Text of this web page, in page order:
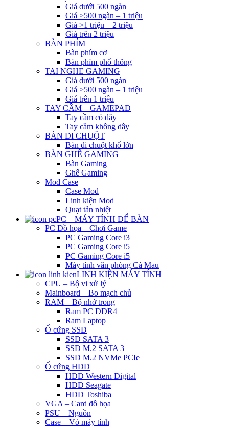
Giá dưới 500 ngàn
Giá >500 ngàn – 1 triệu
Giá >1 triệu – 2 triệu
Giá trên 2 triệu
BÀN PHÍM
Bàn phím cơ
Bàn phím phổ thông
TAI NGHE GAMING
Giá dưới 500 ngàn
Giá >500 ngàn – 1 triệu
Giá trên 1 triệu
TAY CẦM – GAMEPAD
Tay cầm có dây
Tay cầm không dây
BÀN DI CHUỘT
Bàn di chuột khổ lớn
BÀN GHẾ GAMING
Bàn Gaming
Ghế Gaming
Mod Case
Case Mod
Linh kiện Mod
Quạt tản nhiệt
PC – MÁY TÍNH ĐỂ BÀN
PC Đồ họa – Chơi Game
PC Gaming Core i3
PC Gaming Core i5
PC Gaming Core i5
Máy tính văn phòng Cà Mau
LINH KIỆN MÁY TÍNH
CPU – Bộ vi xử lý
Mainboard – Bo mạch chủ
RAM – Bộ nhớ trong
Ram PC DDR4
Ram Laptop
Ổ cứng SSD
SSD SATA 3
SSD M.2 SATA 3
SSD M.2 NVMe PCIe
Ổ cứng HDD
HDD Western Digital
HDD Seagate
HDD Toshiba
VGA – Card đồ họa
PSU – Nguồn
Case – Vỏ máy tính